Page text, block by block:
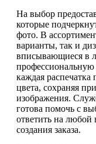
На выбор
которые
фото. В
варианты, так и
вписывающиеся в
профессиональную
каждая
цвета, сохраняя
изображения.
готова помочь с
ответить на любой
создания заказа.